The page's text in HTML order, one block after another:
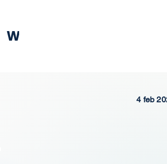
Wat kosten SEO artikelen
4 feb